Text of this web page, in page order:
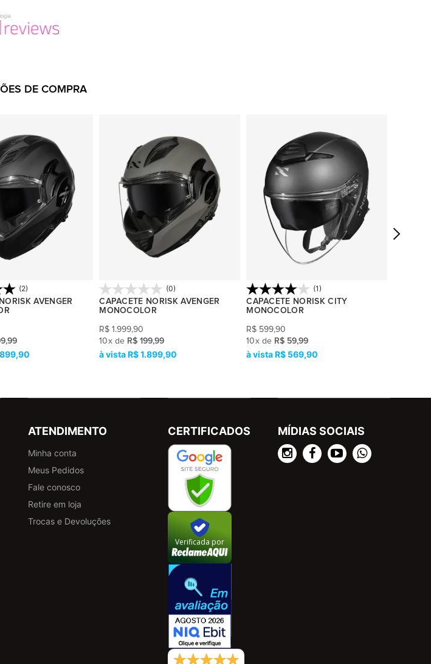
DE COMPRA
(2)
AVENGER
(0)
CAPACETE NORISK AVENGER
MONOCOLOR
R$ 1.999,90
10x de R$ 199,99
R$ 1.899,90
(1)
CAPACETE NORISK CITY
MONOCOLOR
R$ 599,90
10x de R$ 59,99
R$ 569,90
ATENDIMENTO
Minha conta
Meus Pedidos
Fale conosco
Retire em loja
Trocas e Devoluções
CERTIFICADOS
Verificada por
MÍDIAS SOCIAIS